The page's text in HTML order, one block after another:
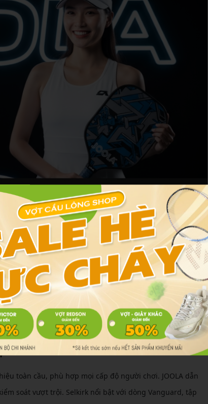
hãng uy tín TP HCM
lý tại TP HCM chọn nguồn sỉ từ các shop chuyên dụng
5 triệu VNĐ cho dòng cao cấp. Quy trình nhập sỉ
tại kho, và ký hợp đồng chiết khấu dựa trên khối
đặc biệt khi pickleball đang lan tỏa đến các trường học và
toàn cầu, phù hợp mọi cấp độ người chơi. JOOLA dẫn
soát vượt trội. Selkirk nổi bật với dòng Vanguard, tập